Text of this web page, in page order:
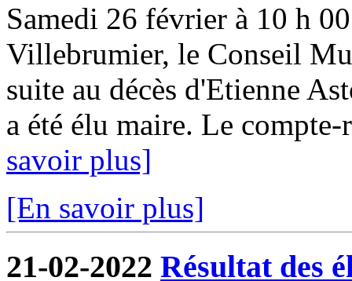
Samedi 26 février à 10 h
Villebrumier, le Conseil
suite au décès d'Etienne
a été élu maire. Le
savoir plus]
[En savoir plus]
21-02-2022 Résultat des